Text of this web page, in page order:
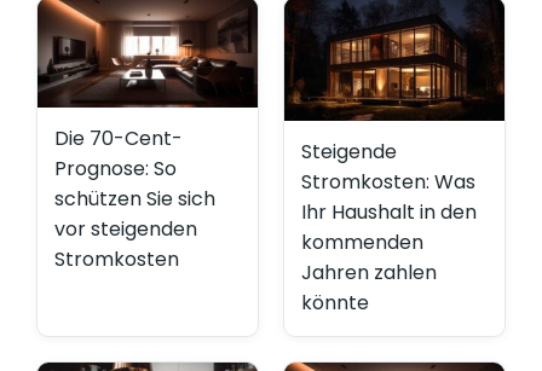
Die 70-Cent-
Prognose: So
schützen Sie sich
vor steigenden
Stromkosten
Steigende
Stromkosten: Was
Ihr Haushalt in den
kommenden
Jahren zahlen
könnte